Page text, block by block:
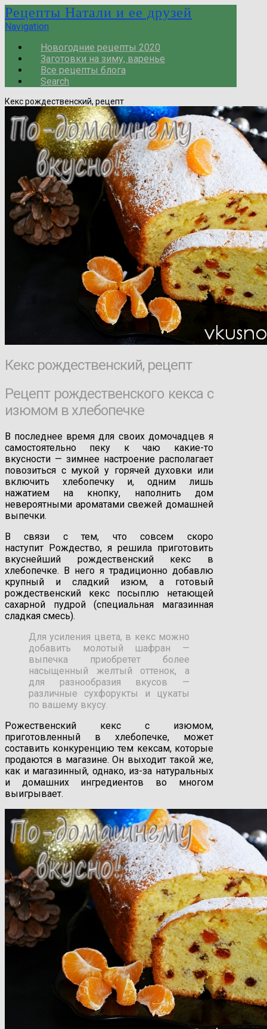
Рецепты Натали и ее друзей
Navigation
Новогодние рецепты 2020
Заготовки на зиму, варенье
Все рецепты блога
Search
Кекс рождественский, рецепт
Кекс рождественский, рецепт
Рецепт рождественского кекса с
изюмом в хлебопечке
В последнее время для своих домочадцев я
самостоятельно пеку к чаю какие-то
вкусности — зимнее настроение располагает
повозиться с мукой у горячей духовки или
включить хлебопечку и, одним лишь
нажатием на кнопку, наполнить дом
невероятными ароматами свежей домашней
выпечки.
В связи с тем, что совсем скоро
наступит Рождество, я решила приготовить
вкуснейший рождественский кекс в
хлебопечке. В него я традиционно добавлю
крупный и сладкий изюм, а готовый
рождественский кекс посыплю нетающей
сахарной пудрой (специальная магазинная
сладкая смесь).
Для усиления цвета, в кекс можно
добавить молотый шафран —
выпечка приобретет более
насыщенный желтый оттенок, а
для разнообразия вкусов —
различные сухфорукты и цукаты
по вашему вкусу.
Рожественский кекс с изюмом,
приготовленный в хлебопечке, может
составить конкуренцию тем кексам, которые
продаются в магазине. Он выходит такой же,
как и магазинный, однако, из-за натуральных
и домашних ингредиентов во многом
выигрывает.